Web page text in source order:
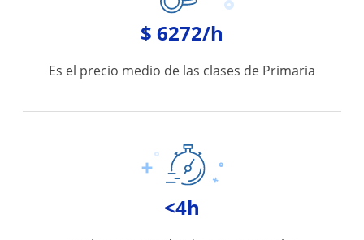
$ 6272/h
Es el precio medio de las clases de Primaria
<4h